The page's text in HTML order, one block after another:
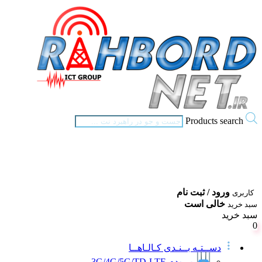
Products search
کاربری ورود / ثبت نام
سبد خرید خالی است
سبد خرید
0
دســتـه بــنـدی کـالـاهــا